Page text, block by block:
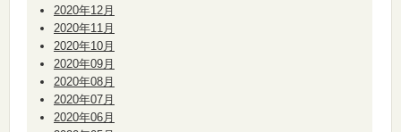
2020年12月
2020年11月
2020年10月
2020年09月
2020年08月
2020年07月
2020年06月